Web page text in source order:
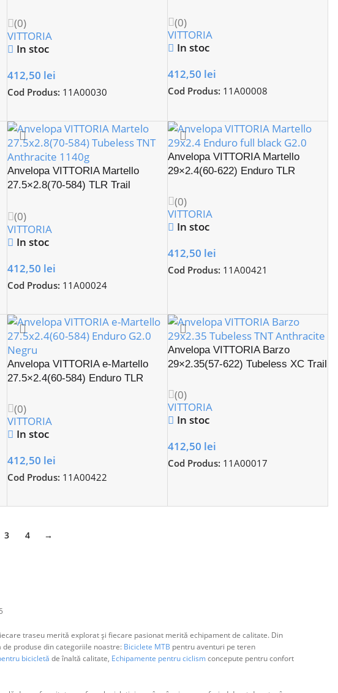
(0)
VITTORIA
In stoc
412,50 lei
Cod Produs: 11A00030
(0)
VITTORIA
In stoc
412,50 lei
Cod Produs: 11A00008
Anvelopa VITTORIA Martello
27.5×2.8(70-584) TLR Trail
(0)
VITTORIA
In stoc
412,50 lei
Cod Produs: 11A00024
Anvelopa VITTORIA Martello
29×2.4(60-622) Enduro TLR
(0)
VITTORIA
In stoc
412,50 lei
Cod Produs: 11A00421
Anvelopa VITTORIA e-Martello
27.5×2.4(60-584) Enduro TLR
(0)
VITTORIA
In stoc
412,50 lei
Cod Produs: 11A00422
Anvelopa VITTORIA Barzo
29×2.35(57-622) Tubeless XC Trail
(0)
VITTORIA
In stoc
412,50 lei
Cod Produs: 11A00017
3 4 →
traseu merită explorat și fiecare pasionat merită echipament de calitate. Din
produse din categoriile noastre:Biciclete MTB pentru aventuri pe teren
bicicletă de înaltă calitate, Echipamente pentru ciclismconcepute pentru confort